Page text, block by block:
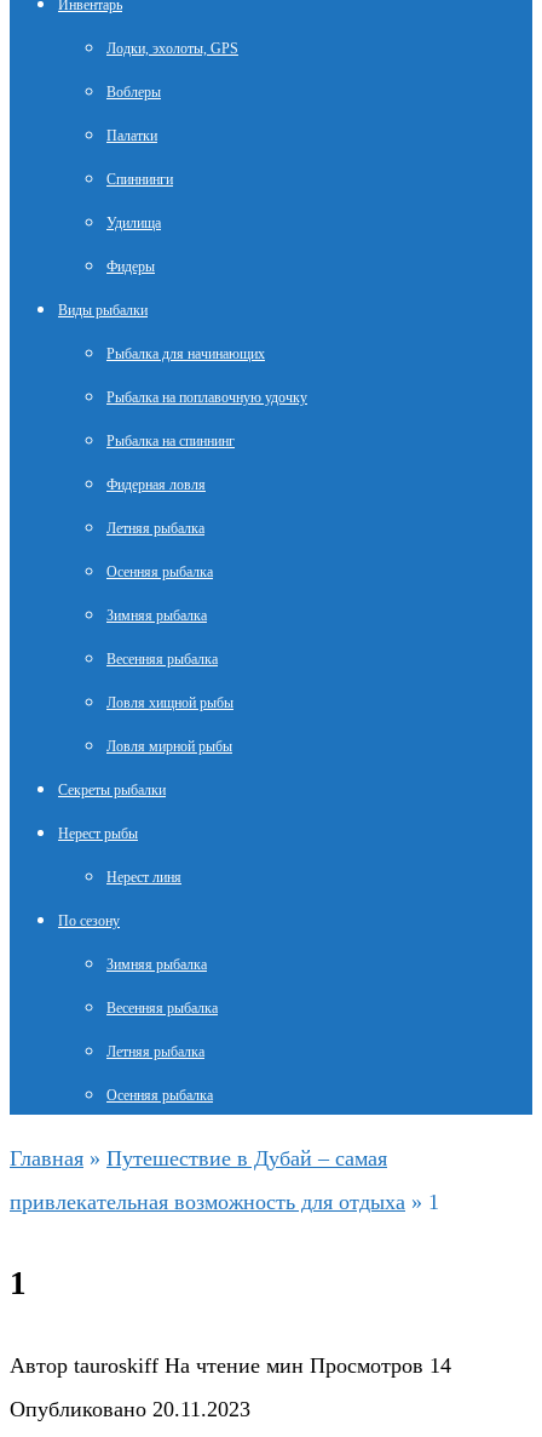
Инвентарь
Лодки, эхолоты, GPS
Воблеры
Палатки
Спиннинги
Удилища
Фидеры
Виды рыбалки
Рыбалка для начинающих
Рыбалка на поплавочную удочку
Рыбалка на спиннинг
Фидерная ловля
Летняя рыбалка
Осенняя рыбалка
Зимняя рыбалка
Весенняя рыбалка
Ловля хищной рыбы
Ловля мирной рыбы
Секреты рыбалки
Нерест рыбы
Нерест линя
По сезону
Зимняя рыбалка
Весенняя рыбалка
Летняя рыбалка
Осенняя рыбалка
Главная » Путешествие в Дубай – самая
привлекательная возможность для отдыха » 1
1
Автор tauroskiff На чтение мин Просмотров 14
Опубликовано 20.11.2023